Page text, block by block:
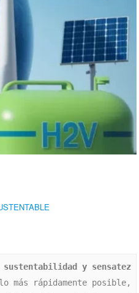
y sensatez
más rápidamente posible,